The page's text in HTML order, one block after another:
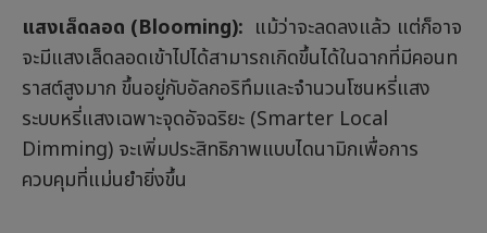
แสงเล็ดลอด (Blooming): แม้ว่าจะลดลงแล้ว แต่ก็อาจ
จะมีแสงเล็ดลอดเข้าไปได้สามารถเกิดขึ้นได้ในฉากที่มีคอนท
ราสต์สูงมาก ขึ้นอยู่กับอัลกอริทึมและจำนวนโซนหรี่แสง
ระบบหรี่แสงเฉพาะจุดอัจฉริยะ (Smarter Local
Dimming) จะเพิ่มประสิทธิภาพแบบไดนามิกเพื่อการ
ควบคุมที่แม่นยำยิ่งขึ้น